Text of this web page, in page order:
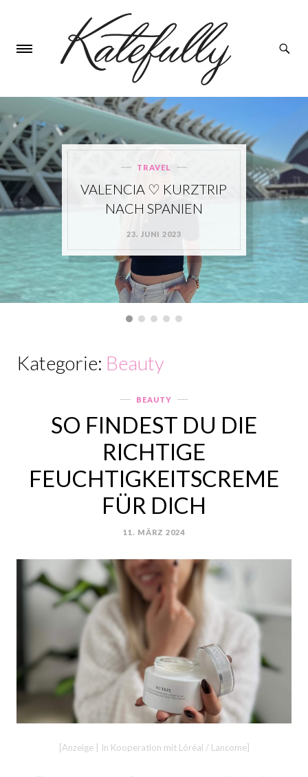
Categories
TRAVEL
VALENCIA ♡ KURZTRIP
NACH SPANIEN
POSTED
ON
23. JUNI 2023
Kategorie: Beauty
Categories
BEAUTY
SO FINDEST DU DIE
RICHTIGE
FEUCHTIGKEITSCREME
FÜR DICH
POSTED
11. MÄRZ 2024
[Anzeige | In Kooperation mit Lóréal / Lancome]